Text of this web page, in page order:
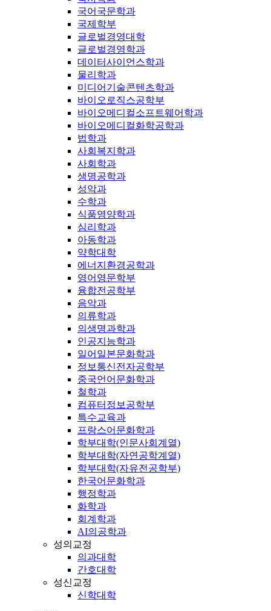
국어국문학과
국제학부
글로벌경영대학
글로벌경영학과
데이터사이언스학과
물리학과
미디어기술콘텐츠학과
바이오로직스공학부
바이오메디컬소프트웨어학과
바이오메디컬화학공학과
법학과
사회복지학과
사회학과
생명공학과
성악과
수학과
식품영양학과
심리학과
아동학과
약학대학
에너지환경공학과
영어영문학부
융합전공학부
음악과
의류학과
의생명과학과
인공지능학과
일어일본문화학과
정보통신전자공학부
중국언어문화학과
철학과
컴퓨터정보공학부
특수교육과
프랑스어문화학과
학부대학(인문사회계열)
학부대학(자연공학계열)
학부대학(자유전공학부)
한국어문화학과
행정학과
화학과
회계학과
AI의공학과
성의교정
의과대학
간호대학
성신교정
신학대학